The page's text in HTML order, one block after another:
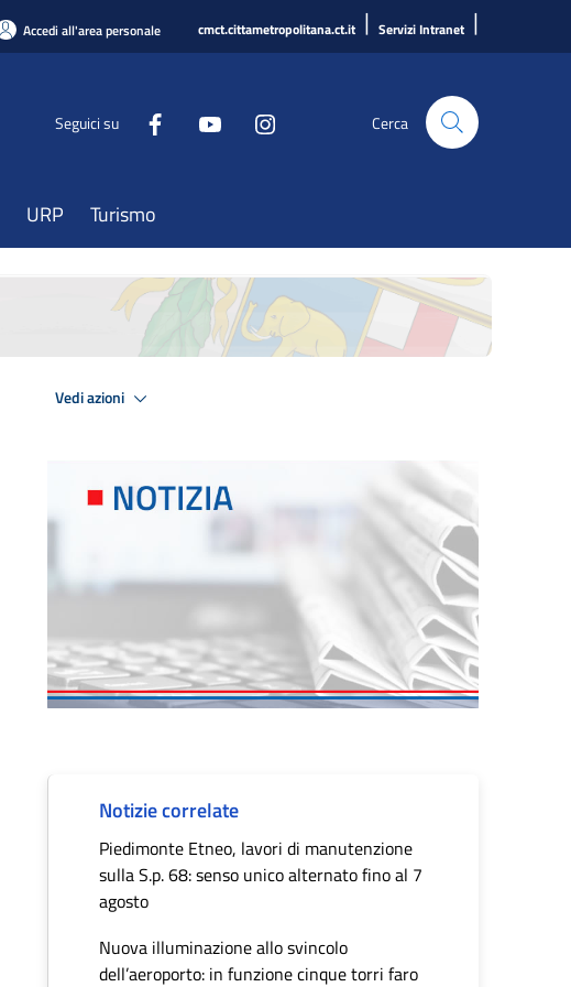
Accedi all'area personale cmct.cittametropolitana.ct.it | Servizi Intranet |
Seguici su Cerca
URP Turismo
Vedi azioni
Notizie correlate
Piedimonte Etneo, lavori di manutenzione
sulla S.p. 68: senso unico alternato fino al 7
agosto
Nuova illuminazione allo svincolo
dell’aeroporto: in funzione cinque torri faro